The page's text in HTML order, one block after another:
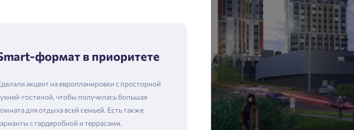
формат в приоритете
акцент на европланировки с просторной
гостиной, чтобы получилась большая
для отдыха всей семьей. Есть также
с гардеробной и террасами.